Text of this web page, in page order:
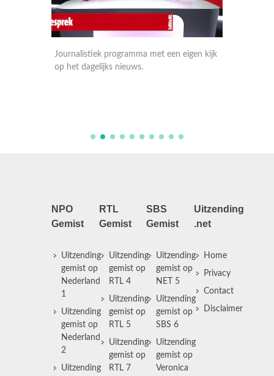
Journalistiek programma met een eigen kijk
op het dagelijks nieuws.
NPO
Gemist
Uitzending
gemist op
Nederland
1
Uitzending
gemist op
Nederland
2
Uitzending
RTL
Gemist
Uitzending
gemist op
RTL 4
Uitzending
gemist op
RTL 5
Uitzending
gemist op
RTL 7
SBS
Gemist
Uitzending
gemist op
NET 5
Uitzending
gemist op
SBS 6
Uitzending
gemist op
Veronica
Uitzending
.net
Home
Privacy
Contact
Disclaimer